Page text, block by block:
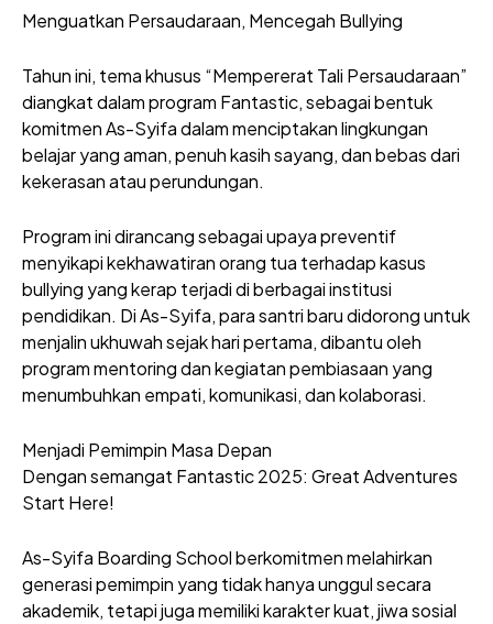
Menguatkan Persaudaraan, Mencegah Bullying
Tahun ini, tema khusus “Mempererat Tali Persaudaraan”
diangkat dalam program Fantastic, sebagai bentuk
komitmen As-Syifa dalam menciptakan lingkungan
belajar yang aman, penuh kasih sayang, dan bebas dari
kekerasan atau perundungan.
Program ini dirancang sebagai upaya preventif
menyikapi kekhawatiran orang tua terhadap kasus
bullying yang kerap terjadi di berbagai institusi
pendidikan. Di As-Syifa, para santri baru didorong untuk
menjalin ukhuwah sejak hari pertama, dibantu oleh
program mentoring dan kegiatan pembiasaan yang
menumbuhkan empati, komunikasi, dan kolaborasi.
Menjadi Pemimpin Masa Depan
Dengan semangat Fantastic 2025: Great Adventures
Start Here!
As-Syifa Boarding School berkomitmen melahirkan
generasi pemimpin yang tidak hanya unggul secara
akademik, tetapi juga memiliki karakter kuat, jiwa sosial